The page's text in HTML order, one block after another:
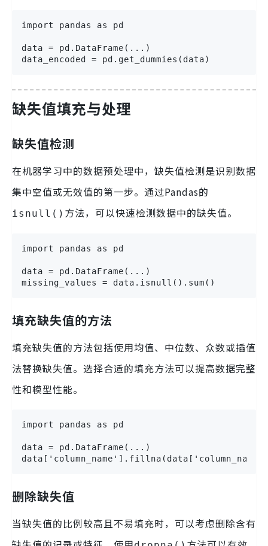
import pandas as pd
data = pd.DataFrame(...)
data_encoded = pd.get_dummies(data)
缺失值填充与处理
缺失值检测
在机器学习中的数据预处理中，缺失值检测是识别数据
集中空值或无效值的第一步。通过Pandas的
isnull() 方法，可以快速检测数据中的缺失值。
import pandas as pd
data = pd.DataFrame(...)
missing_values = data.isnull().sum()
填充缺失值的方法
填充缺失值的方法包括使用均值、中位数、众数或插值
法替换缺失值。选择合适的填充方法可以提高数据完整
性和模型性能。
import pandas as pd
data = pd.DataFrame(...)
删除缺失值
当缺失值的比例较高且不易填充时，可以考虑删除含有